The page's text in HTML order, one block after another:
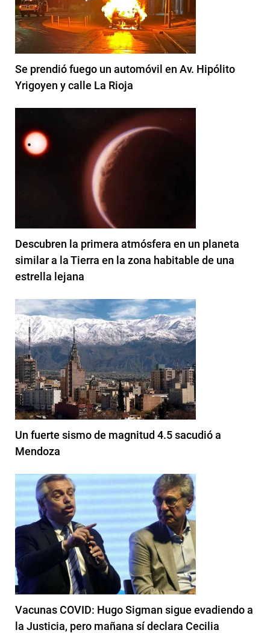
Se prendió fuego un automóvil en Av. Hipólito
Yrigoyen y calle La Rioja
Descubren la primera atmósfera en un planeta
similar a la Tierra en la zona habitable de una
estrella lejana
Un fuerte sismo de magnitud 4.5 sacudió a
Mendoza
Vacunas COVID: Hugo Sigman sigue evadiendo a
la Justicia, pero mañana sí declara Cecilia